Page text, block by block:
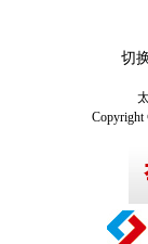
切
Copyright